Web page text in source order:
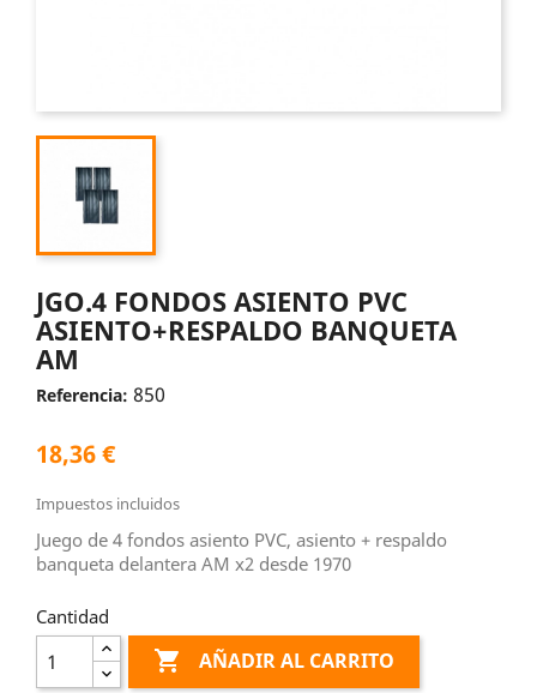
JGO.4 FONDOS ASIENTO PVC
ASIENTO+RESPALDO BANQUETA
AM
Referencia: 850
18,36 €
Impuestos incluidos
Juego de 4 fondos asiento PVC, asiento + respaldo
banqueta delantera AM x2 desde 1970
Cantidad
 AÑADIR AL CARRITO